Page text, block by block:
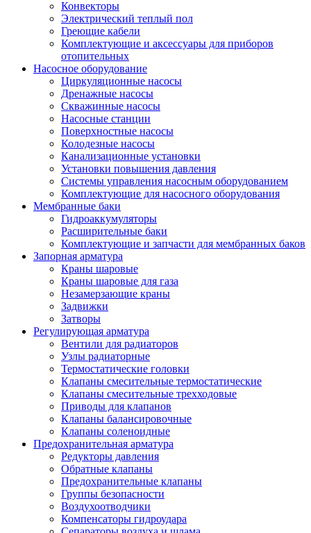
Конвекторы
Электрический теплый пол
Греющие кабели
Комплектующие и аксессуары для приборов
отопительных
Насосное оборудование
Циркуляционные насосы
Дренажные насосы
Скважинные насосы
Насосные станции
Поверхностные насосы
Колодезные насосы
Канализационные установки
Установки повышения давления
Системы управления насосным оборудованием
Комплектующие для насосного оборудования
Мембранные баки
Гидроаккумуляторы
Расширительные баки
Комплектующие и запчасти для мембранных баков
Запорная арматура
Краны шаровые
Краны шаровые для газа
Незамерзающие краны
Задвижки
Затворы
Регулирующая арматура
Вентили для радиаторов
Узлы радиаторные
Термостатические головки
Клапаны смесительные термостатические
Клапаны смесительные трехходовые
Приводы для клапанов
Клапаны балансировочные
Клапаны соленоидные
Предохранительная арматура
Редукторы давления
Обратные клапаны
Предохранительные клапаны
Группы безопасности
Воздухоотводчики
Компенсаторы гидроудара